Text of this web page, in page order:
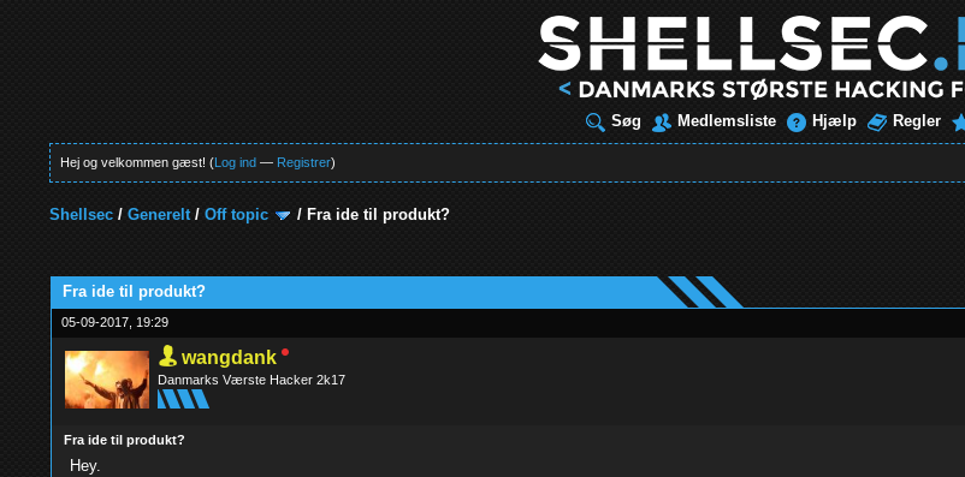
Søg Medlemsliste Hjælp Regler
Hej og velkommen gæst! (Log ind — Registrer)
Shellsec /Generelt/Off topic / Fra ide til produkt?
Fra ide til produkt?
05-09-2017, 19:29
wangdank
Danmarks Værste Hacker 2k17
Fra ide til produkt?
Hey.